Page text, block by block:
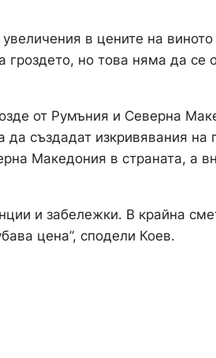
в цените на
но това няма да се
от Румъния и Северна
създадат изкривявания на
Македония в страната, а
и забележки. В крайна
цена”, сподели Коев.